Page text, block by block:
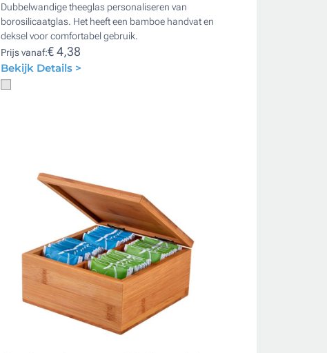
Dubbelwandige theeglas personaliseren van
borosilicaatglas. Het heeft een bamboe handvat en
deksel voor comfortabel gebruik.
Prijs vanaf:€ 4,38
Bekijk Details >